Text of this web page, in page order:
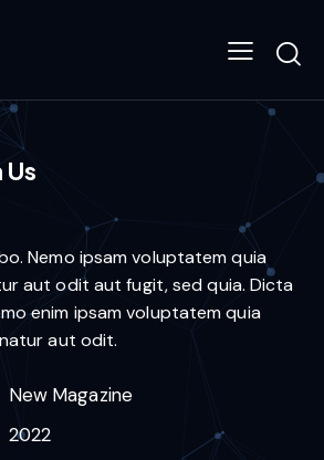
Nemo ipsam voluptatem quia
aut odit aut fugit, sed quia. Dicta
enim ipsam voluptatem quia
aut odit.
New Magazine
2022